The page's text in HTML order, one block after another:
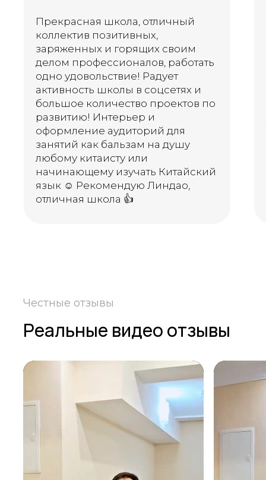
Прекрасная школа, отличный
коллектив позитивных,
заряженных и горящих своим
делом профессионалов, работать
одно удовольствие! Радует
активность школы в соцсетях и
большое количество проектов по
развитию! Интерьер и
оформление аудиторий для
занятий как бальзам на душу
любому китаисту или
начинающему изучать Китайский
язык ☺️ Рекомендую Линдао,
отличная школа 👍
Реальные видео отзывы
Честные отзывы